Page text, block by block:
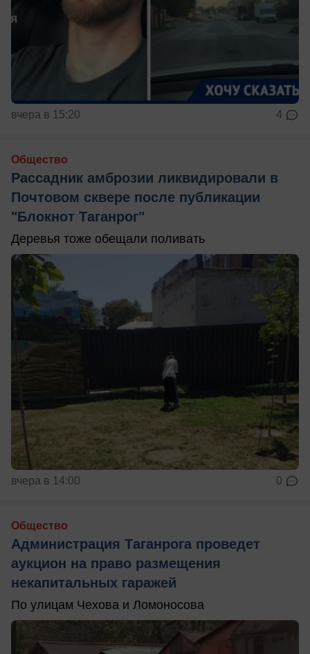
вчера в 15:20 4
Общество
Рассадник амброзии ликвидировали в
Почтовом сквере после публикации
"Блокнот Таганрог"
Деревья тоже обещали поливать
вчера в 14:00 0
Общество
Администрация Таганрога проведет
аукцион на право размещения
некапитальных гаражей
По улицам Чехова и Ломоносова